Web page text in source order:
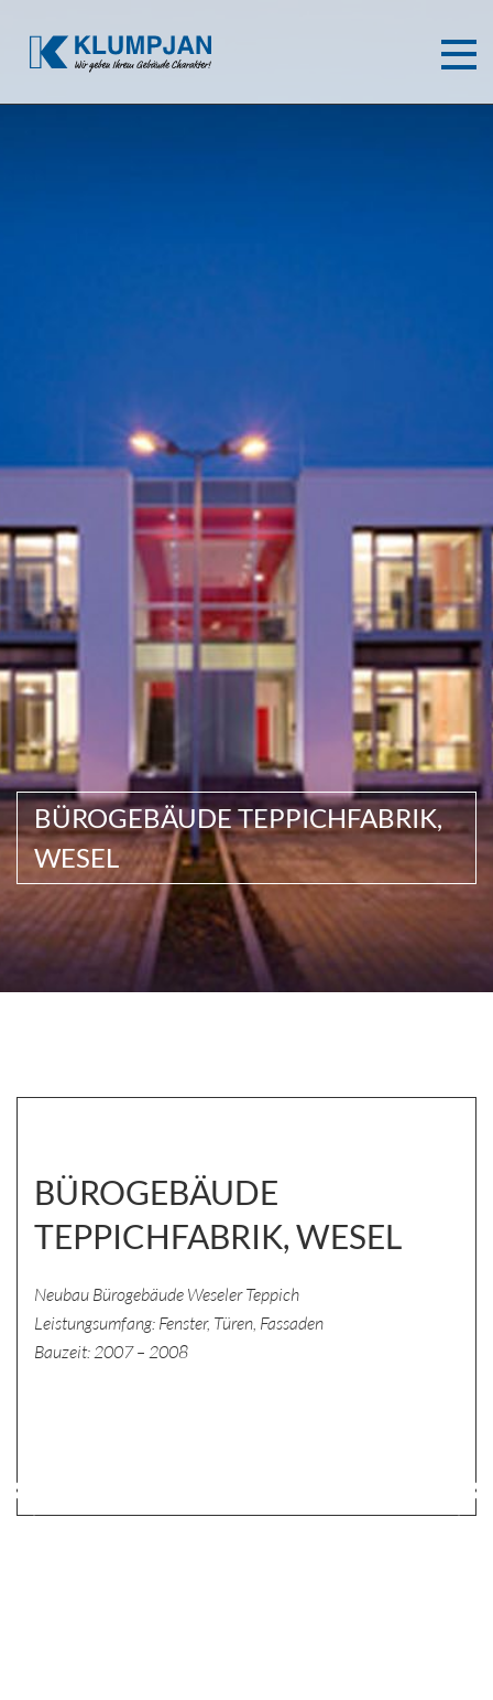
BÜROGEBÄUDE TEPPICHFABRIK,
WESEL
BÜROGEBÄUDE
TEPPICHFABRIK, WESEL
Neubau Bürogebäude Weseler Teppich
Leistungsumfang: Fenster, Türen, Fassaden
Bauzeit: 2007 – 2008